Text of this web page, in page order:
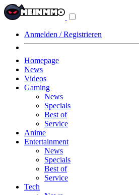
Anmelden / Registrieren
Homepage
News
Videos
Gaming
News
Specials
Best of
Service
Anime
Entertainment
News
Specials
Best of
Service
Tech